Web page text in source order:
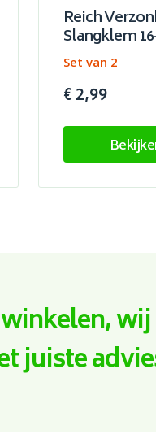
Reich
Slangklem
Set van 2
€ 2,99
juiste